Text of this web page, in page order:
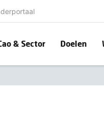
& Sector Doelen